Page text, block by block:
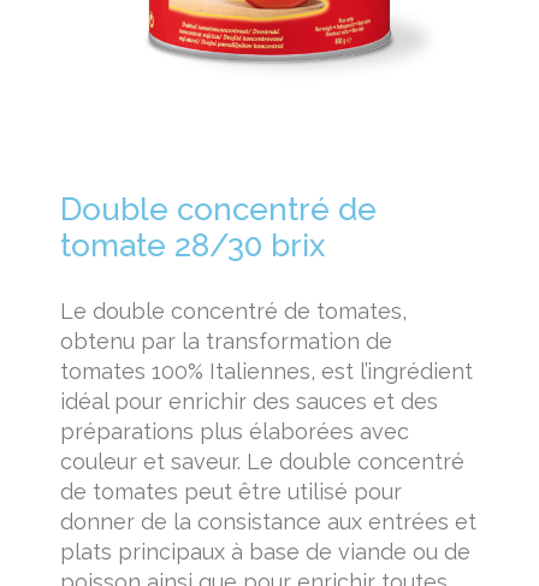
Double concentré de
tomate 28/30 brix
Le double concentré de tomates,
obtenu par la transformation de
tomates 100% Italiennes, est l’ingrédient
idéal pour enrichir des sauces et des
préparations plus élaborées avec
couleur et saveur. Le double concentré
de tomates peut être utilisé pour
donner de la consistance aux entrées et
plats principaux à base de viande ou de